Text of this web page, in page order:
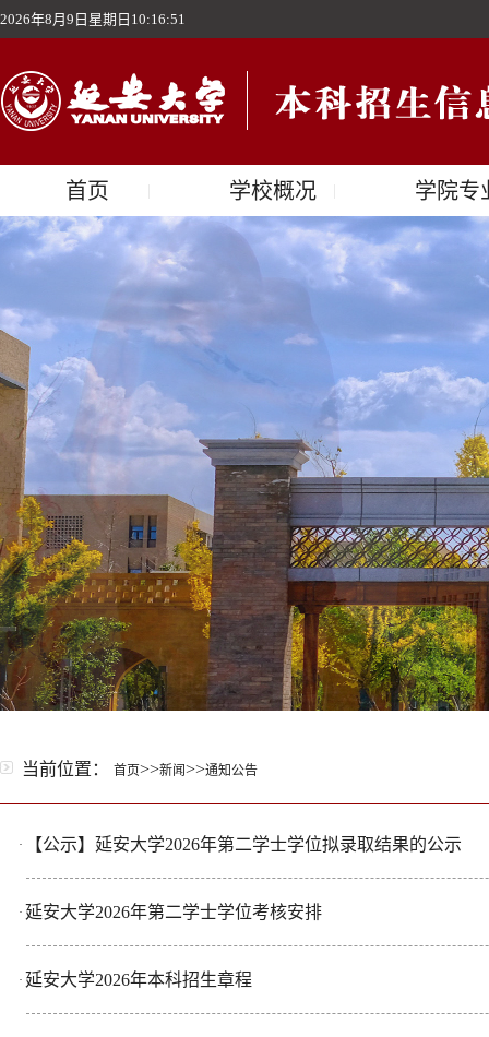
2026年8月9日星期日10:16:52
首页 学校概况 学院专
当前位置： 首页>>新闻>>通知公告
· 【公示】延安大学2026年第二学士学位拟录取结果的公示
· 延安大学2026年第二学士学位考核安排
· 延安大学2026年本科招生章程